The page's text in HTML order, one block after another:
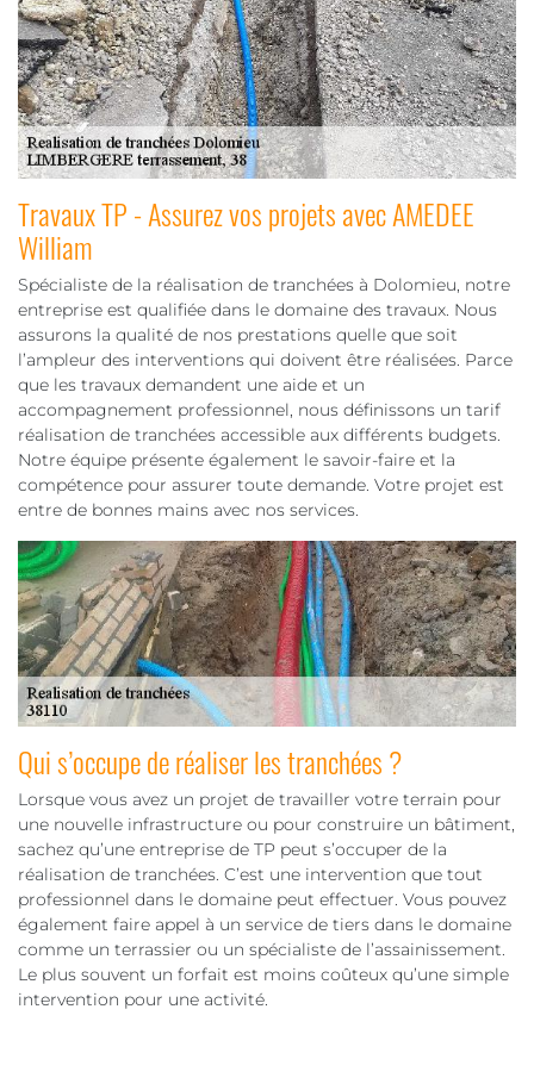
Travaux TP - Assurez vos projets avec AMEDEE
William
Spécialiste de la réalisation de tranchées à Dolomieu, notre
entreprise est qualifiée dans le domaine des travaux. Nous
assurons la qualité de nos prestations quelle que soit
l’ampleur des interventions qui doivent être réalisées. Parce
que les travaux demandent une aide et un
accompagnement professionnel, nous définissons un tarif
réalisation de tranchées accessible aux différents budgets.
Notre équipe présente également le savoir-faire et la
compétence pour assurer toute demande. Votre projet est
entre de bonnes mains avec nos services.
Qui s’occupe de réaliser les tranchées ?
Lorsque vous avez un projet de travailler votre terrain pour
une nouvelle infrastructure ou pour construire un bâtiment,
sachez qu’une entreprise de TP peut s’occuper de la
réalisation de tranchées. C’est une intervention que tout
professionnel dans le domaine peut effectuer. Vous pouvez
également faire appel à un service de tiers dans le domaine
comme un terrassier ou un spécialiste de l’assainissement.
Le plus souvent un forfait est moins coûteux qu’une simple
intervention pour une activité.